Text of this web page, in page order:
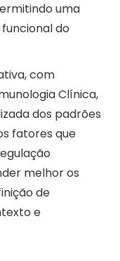
uma
do
com
Clínica,
dos padrões
fatores que
melhor os
de
e